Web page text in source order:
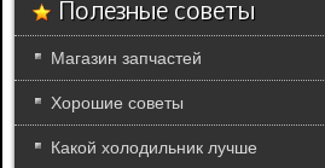
Полезные советы
Магазин запчастей
Хорошие советы
Какой холодильник лучше